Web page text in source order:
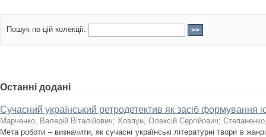
Пошук по цій колекції:
Останні додані
Сучасний український ретродетектив як засіб формування
Марченко, Валерій Віталійович; Ховпун, Олексій Сергійович;
Мета роботи – визначити, як сучасні українські літературні твори в